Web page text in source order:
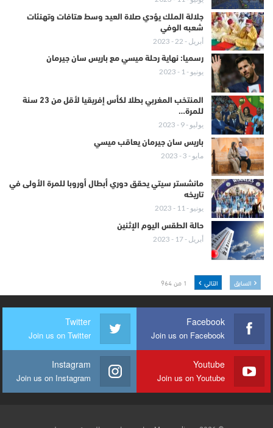
جلالة الملك يؤدي صلاة العيد وسط هتافات وتهنئات
شعبه الوفي
أبريل - 22 - 2023
رسميا: نهاية رحلة ميسي مع باريس سان جيرمان
يونيو - 1 - 2023
المنتخب المغربي بطلا لكأس إفريقيا لأقل من 23 سنة
للمرة…
يوليو - 9 - 2023
باريس سان جيرمان يعاقب ميسي
مايو - 3 - 2023
مانشستر سيتي يحقق دوري أبطال أوروبا للمرة الأولى في
تاريخه
يونيو - 11 - 2023
حالة الطقس اليوم الإثنين
أبريل - 17 - 2023
السابق التالي 1 من 964
Facebook
Join us on Facebook
Twitter
Join us on Twitter
Youtube
Join us on Youtube
Instagram
Join us on Instagram